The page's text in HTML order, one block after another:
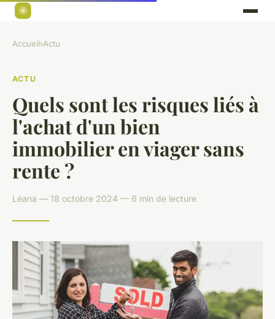
Accueil›Actu
ACTU
Quels sont les risques liés à
l'achat d'un bien
immobilier en viager sans
rente ?
Léana — 18 octobre 2024 — 6 min de lecture